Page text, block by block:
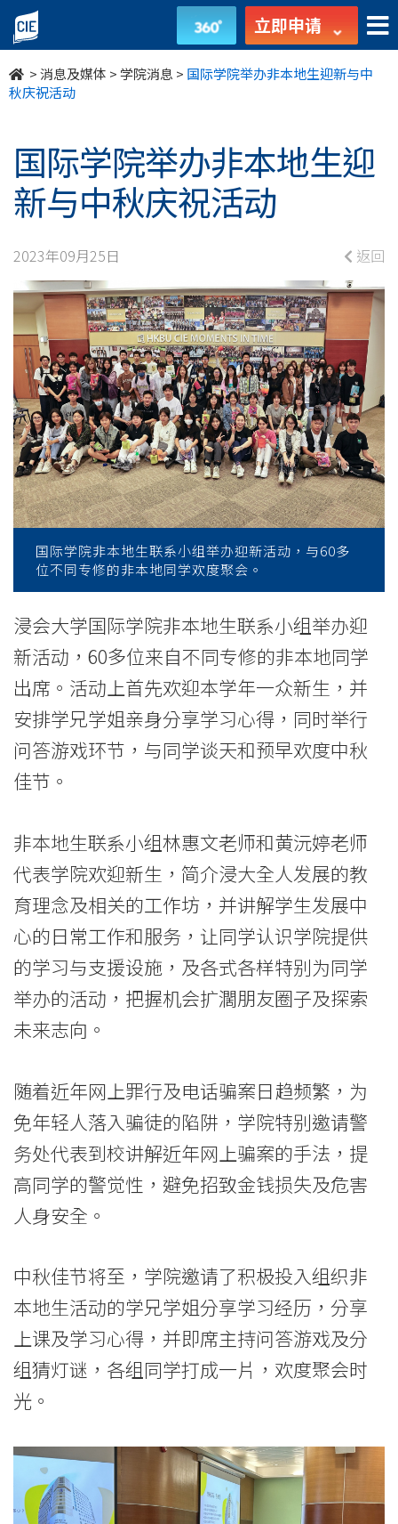
国
际
学
举
办
非
本
地
生
迎
新
与
中
庆
祝
活
动
学
消
息
国
际
学
院
香
港
会
大
学
立即申请
>消息及媒体 >学院消息 > 国际学院举办非本地生迎新与中
秋庆祝活动
国际学院举办非本地生迎
新与中秋庆祝活动
2023年09月25日 返回
国际学院非本地生联系小组举办迎新活动，与60多
位不同专修的非本地同学欢度聚会。
浸会大学国际学院非本地生联系小组举办迎
新活动，60多位来自不同专修的非本地同学
出席。活动上首先欢迎本学年一众新生，并
安排学兄学姐亲身分享学习心得，同时举行
问答游戏环节，与同学谈天和预早欢度中秋
佳节。
非本地生联系小组林惠文老师和黄沅婷老师
代表学院欢迎新生，简介浸大全人发展的教
育理念及相关的工作坊，并讲解学生发展中
心的日常工作和服务，让同学认识学院提供
的学习与支援设施，及各式各样特别为同学
举办的活动，把握机会扩濶朋友圈子及探索
未来志向。
随着近年网上罪行及电话骗案日趋频繁，为
免年轻人落入骗徒的陷阱，学院特别邀请警
务处代表到校讲解近年网上骗案的手法，提
高同学的警觉性，避免招致金钱损失及危害
人身安全。
中秋佳节将至，学院邀请了积极投入组织非
本地生活动的学兄学姐分享学习经历，分享
上课及学习心得，并即席主持问答游戏及分
组猜灯谜，各组同学打成一片，欢度聚会时
光。